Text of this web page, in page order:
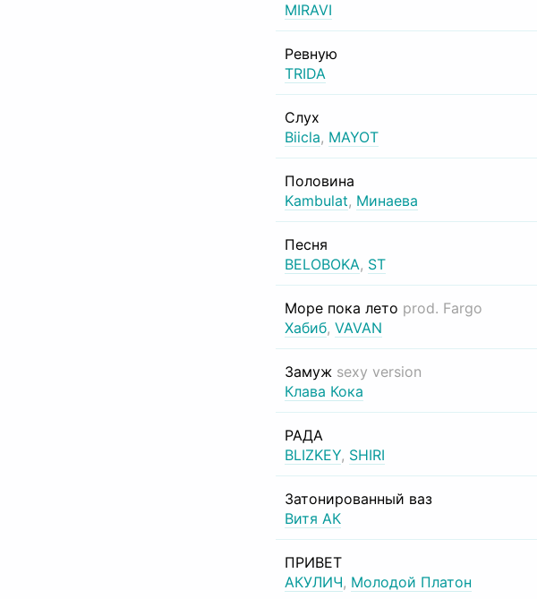
MIRAVI
Ревную
TRIDA
Слух
Biicla, MAYOT
Половина
Kambulat, Минаева
Песня
BELOBOKA, ST
Море пока лето prod. Fargo
Хабиб, VAVAN
Замуж sexy version
Клава Кока
РАДА
BLIZKEY, SHIRI
Затонированный ваз
Витя АК
ПРИВЕТ
АКУЛИЧ, Молодой Платон